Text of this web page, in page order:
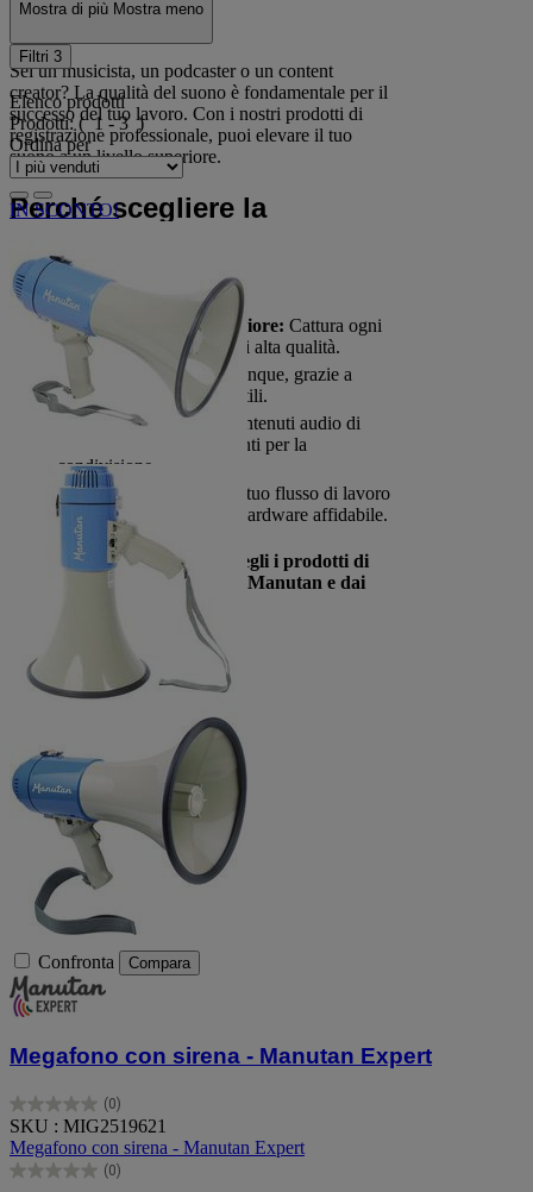
suono perfetto
Sei un musicista, un podcaster o un content
creator? La qualità del suono è fondamentale per il
successo del tuo lavoro. Con i nostri prodotti di
registrazione professionale, puoi elevare il tuo
suono a un livello superiore.
Perché scegliere la
professionale?
Qualità del suono superiore: Cattura ogni
dettaglio con microfoni di alta qualità.
Flessibilità:
Registra ovunque, grazie a
soluzioni portatili e versatili.
Professionalità: Crea contenuti audio di
livello professionale, pronti per la
condivisione.
Efficienza:
Semplifica il tuo flusso di lavoro
con software intuitivo e hardware affidabile.
Non lasciare nulla al caso. Scegli i prodotti di
registrazione professionale di Manutan e dai
Mostra di più Mostra meno
Filtri 3
Elenco prodotti
Prodotti:( 1 - 3 )
Ordina per
IN SCONTO!
Confronta Compara
Megafono con sirena - Manutan Expert
(0)
0.0
su
5
stelle.
SKU : MIG2519621
Megafono con sirena - Manutan Expert
(0)
0.0